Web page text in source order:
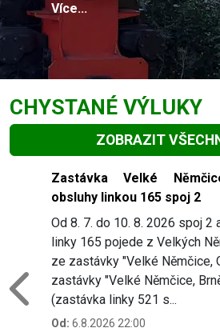
Více...
CHYSTANÉ VÝLUKY
ZOBRAZIT
Slide 1 of 33
Zastávka Velké
obsluhy linkou 165 spoj 2
Od 8. 7. do 10. 8. 2026 spoj 2
linky 165 pojede z Velkých
ze zastávky "Velké Němčice,
zastávky "Velké Němčice,
(zastávka linky 521 s...
Od: 6.8.2026 22:00
Previous